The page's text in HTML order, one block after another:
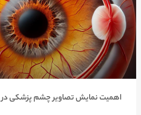
اهمیت نمایش تصاویر چشم پزشکی در PACS